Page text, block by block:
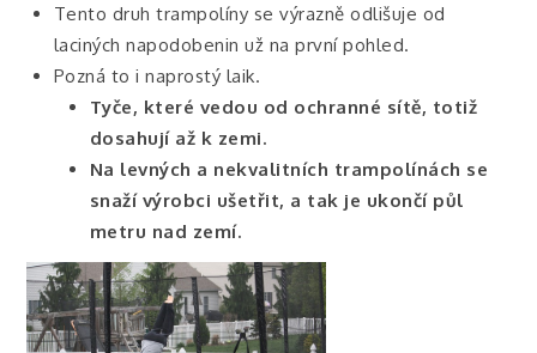
Tento druh trampolíny se výrazně odlišuje od
laciných napodobenin už na první pohled.
Pozná to i naprostý laik.
Tyče, které vedou od ochranné sítě, totiž
dosahují až k zemi.
Na levných a nekvalitních trampolínách se
snaží výrobci ušetřit, a tak je ukončí půl
metru nad zemí.